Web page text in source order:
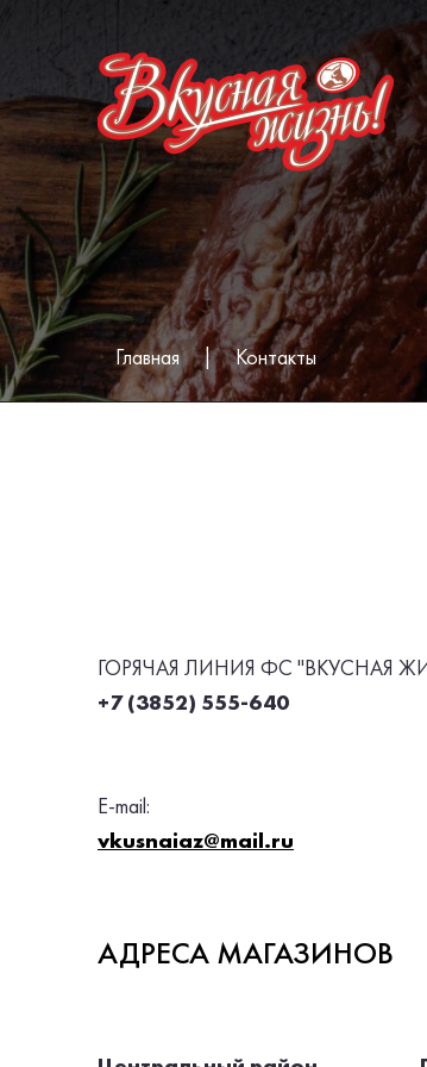
Главная | Контакты
ГОРЯЧАЯ ЛИНИЯ ФС "ВКУСНАЯ
+7 (3852) 555-640
E-mail:
vkusnaiaz@mail.ru
АДРЕСА МАГАЗИНОВ